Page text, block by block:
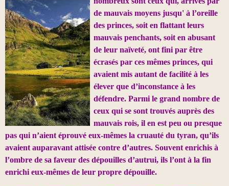
de mauvais moyens jusqu' à l’oreille
des princes, soit en flattant leurs
mauvais penchants, soit en abusant
de leur naïveté, ont fini par être
écrasés par ces mêmes princes, qui
avaient mis autant de facilité à les
élever que d’inconstance à les
défendre. Parmi le grand nombre de
ceux qui se sont trouvés auprès des
mauvais rois, il en est peu ou presque
pas qui n’aient éprouvé eux-mêmes la cruauté du tyran, qu’ils
avaient auparavant attisée contre d’autres. Souvent enrichis à
l’ombre de sa faveur des dépouilles d’autrui, ils l’ont à la fin
enrichi eux-mêmes de leur propre dépouille.